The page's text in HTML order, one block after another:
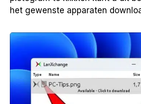
het gewenste apparaten